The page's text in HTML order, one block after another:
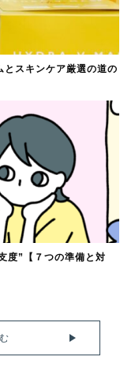
スキンケア厳選の道の
度”【７つの準備と対